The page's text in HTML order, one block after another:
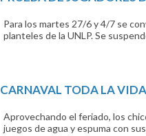
Para los martes 27/6 y 4/7 se
planteles de la UNLP. Se
CARNAVAL TODA LA VIDA
Aprovechando el feriado, los
juegos de agua y espuma con